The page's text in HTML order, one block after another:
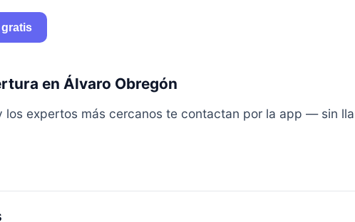
en Álvaro Obregón
los expertos más cercanos te contactan por la app — sin